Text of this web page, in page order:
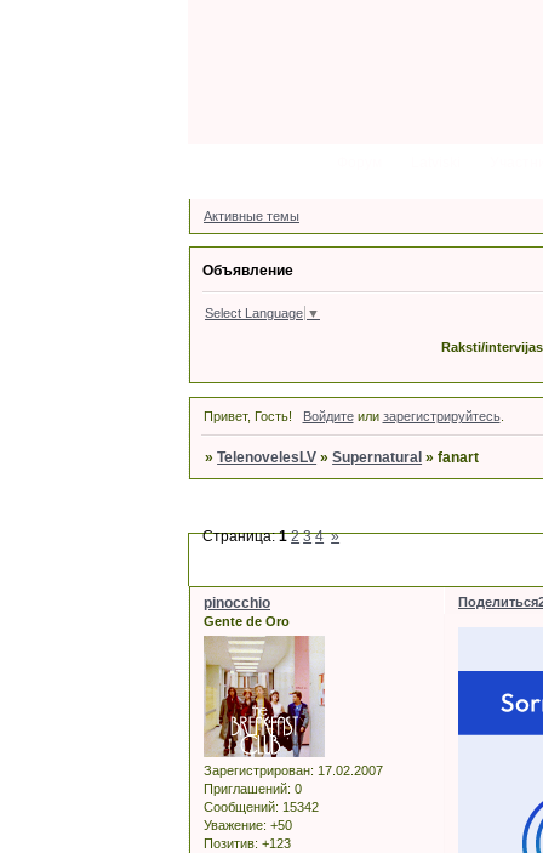
Активные темы
Объявление
Select Language ▼
Raksti/
Привет, Гость! Войдитеили зарегистрируйтесь.
»TelenovelesLV »Supernatural »fanart
Страница:1 2 3 4 »
Поделиться
pinocchio
Gente de Oro
Зарегистрирован: 17.02.2007
Приглашений: 0
Сообщений: 15342
Уважение: +50
Позитив: +123